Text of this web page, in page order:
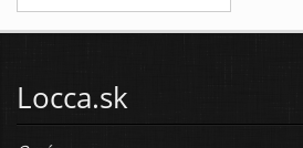
Locca.sk